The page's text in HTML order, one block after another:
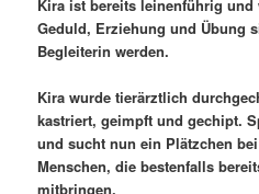
Kira ist bereits leinenführig
Geduld, Erziehung und Übung
Begleiterin werden.
Kira wurde tierärztlich
kastriert, geimpft und gechipt.
und sucht nun ein Plätzchen
Menschen, die bestenfalls
mitbringen.